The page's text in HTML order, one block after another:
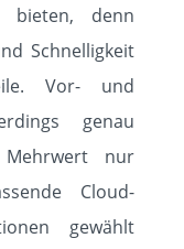
bieten, denn
Schnelligkeit
Vor- und
genau
nur
Cloud-
gewählt